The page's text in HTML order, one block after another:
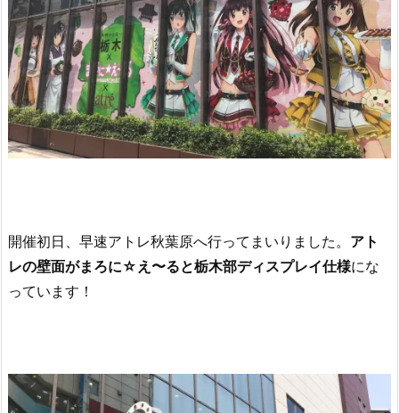
開催初日、早速アトレ秋葉原へ行ってまいりました。 アト
レの壁面がまろに☆え〜ると栃木部ディスプレイ仕様にな
っています！